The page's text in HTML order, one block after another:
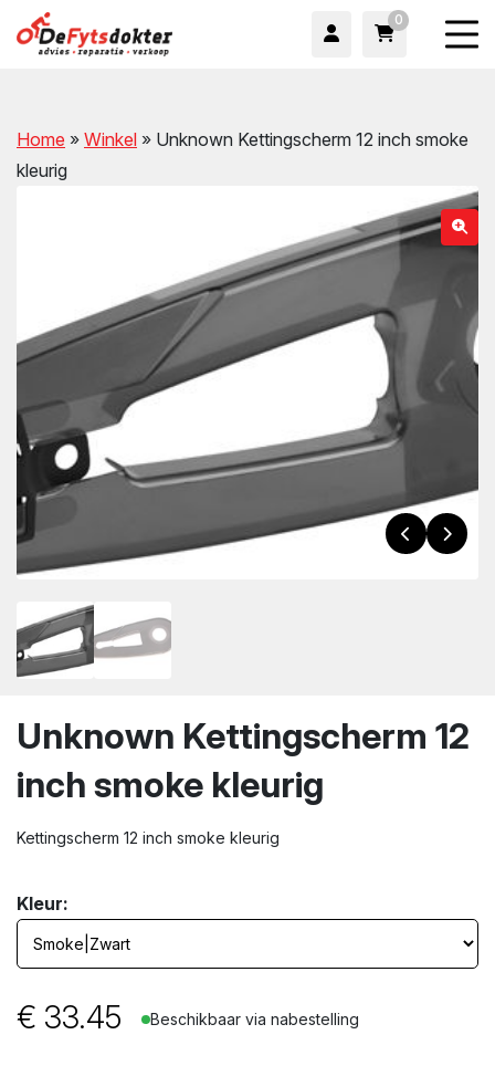
0
Home » Winkel » Unknown Kettingscherm 12 inch smoke
kleurig
Unknown Kettingscherm 12
inch smoke kleurig
Kettingscherm 12 inch smoke kleurig
Kleur:
€ 33.45 Beschikbaar via nabestelling